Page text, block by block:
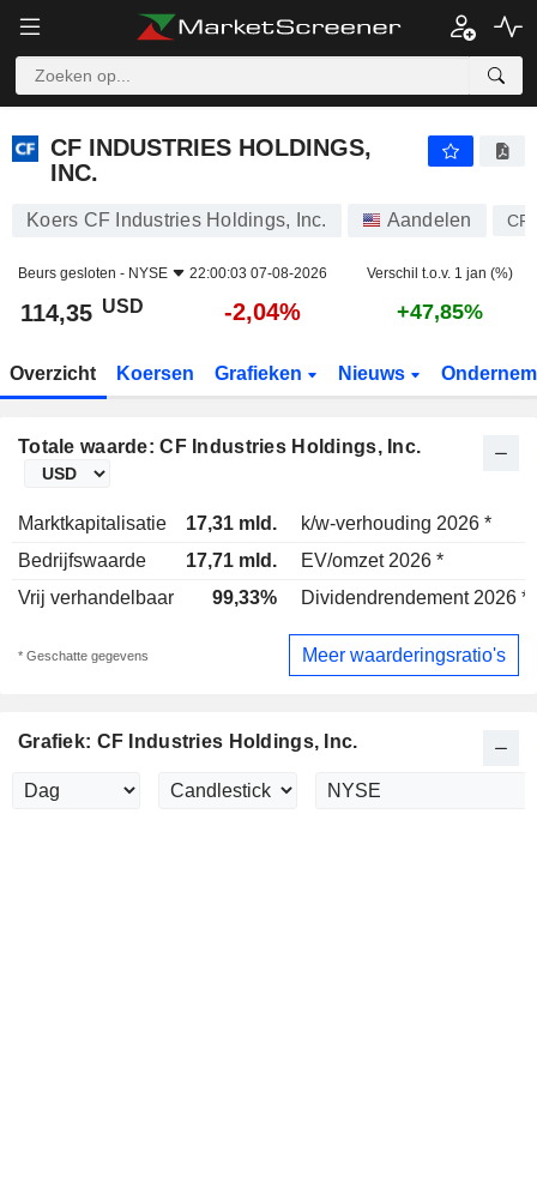
CF INDUSTRIES HOLDINGS,
INC.
Koers CF Industries Holdings, Inc. Aandelen CF
Beurs gesloten - NYSE 22:00:03 07-08-2026 Verschil t.o.v. 1 jan (%)
114,35 USD -2,04% +47,85%
Overzicht Koersen Grafieken Nieuws
Totale waarde: CF Industries Holdings, Inc.
Marktkapitalisatie 17,31 mld.
k/w-verhouding 2026 *
Bedrijfswaarde
17,71 mld.
EV/omzet 2026 *
Vrij verhandelbaar
99,33% Dividendrendement 2026 *
* Geschatte gegevens Meer waarderingsratio's
Grafiek: CF Industries Holdings, Inc.